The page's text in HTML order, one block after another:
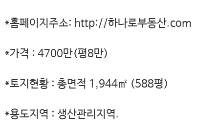
*홈페이지주소: http://하나로부동산.com
*가격 : 4700만(평8만)
*토지현황 : 총면적 1,944㎡ (588평)
*용도지역 : 생산관리지역.